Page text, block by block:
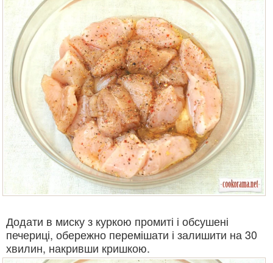
Додати в миску з куркою промиті і обсушені
печериці, обережно перемішати і залишити на 30
хвилин, накривши кришкою.